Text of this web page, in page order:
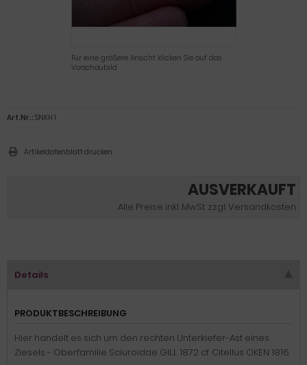
Für eine größere Ansicht klicken Sie auf das
Vorschaubild
AUSVERKAUFT
Alle Preise inkl. MwSt. zzgl. Versandkosten
Art.Nr.: SNKH 1
Artikeldatenblatt drucken
Details
PRODUKTBESCHREIBUNG
Hier handelt es sich um den rechten Unterkiefer-Ast eines
Ziesels - Oberfamilie Sciuroidae GILL 1872 cf. Citellus OKEN 1816.